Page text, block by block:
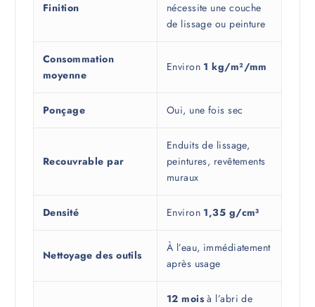
Finition
nécessite une couche
de lissage ou peinture
Consommation
moyenne
Environ 1 kg/m²/mm
Ponçage Oui, une fois sec
Recouvrable par
Enduits de lissage,
peintures, revêtements
muraux
Densité Environ 1,35 g/cm³
Nettoyage des outils
À l’eau, immédiatement
après usage
12 mois à l’abri de